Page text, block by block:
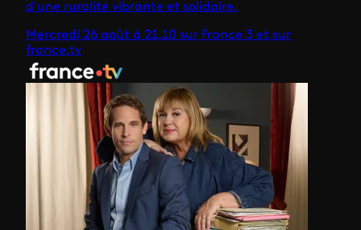
d'une ruralité vibrante et solidaire.
Mercredi 26 août à 21.10 sur France 3 et sur
france.tv